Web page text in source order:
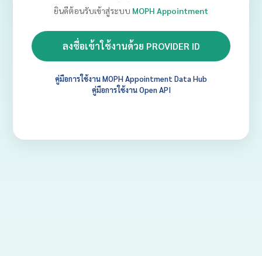
ยินดีต้อนรับเข้าสู่ระบบ MOPH Appointment
ลงชื่อเข้าใช้งานด้วย PROVIDER ID
คู่มือการใช้งาน MOPH Appointment Data Hub
คู่มือการใช้งาน Open API